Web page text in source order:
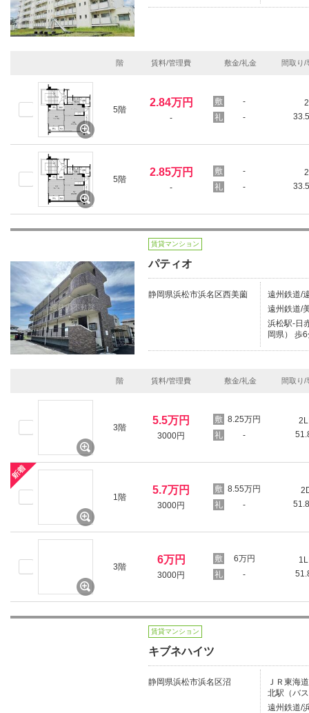
階 賃料/管理費 敷金/礼金 間取り/
5階
2.84万円
-
-
-
5階
2.85万円
-
-
-
賃貸マンション
パティオ
静岡県浜松市浜名区西美薗
遠州鉄道/
遠州鉄道/
浜松駅-日
岡県） 歩
階 賃料/管理費 敷金/礼金 間取り/
3階
5.5万円
3000円
8.25万円
-
1階
5.7万円
3000円
8.55万円
-
3階
6万円
3000円
6万円
-
賃貸マンション
キブネハイツ
静岡県浜松市浜名区沼
ＪＲ東海
北駅（バ
遠州鉄道/